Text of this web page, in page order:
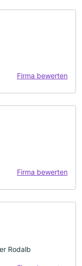
Firma bewerten
Firma bewerten
Rodalb